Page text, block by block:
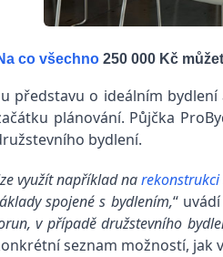
co všechno 250 000 Kč
představu o ideálním
plánování. Půjčka
bydlení.
využít například narekonstrukci
spojené s bydlením,“
v případě družstevního
seznam možností, jak